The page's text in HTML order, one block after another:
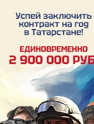
голосование по